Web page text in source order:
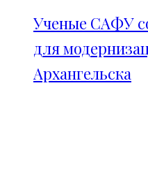
Ученые САФУ
для
Архангельска